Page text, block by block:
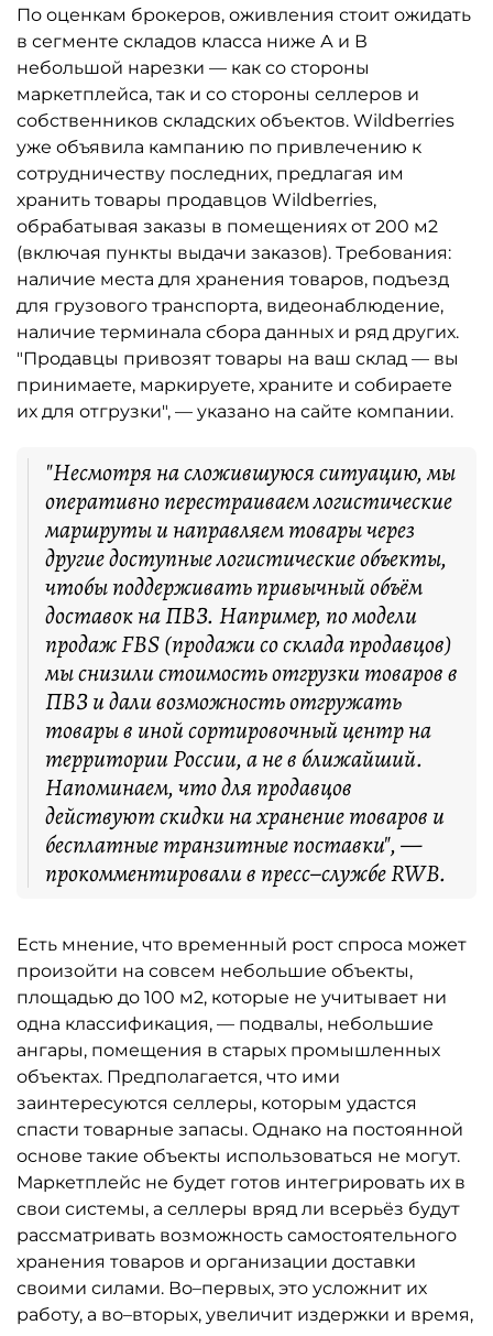
По оценкам брокеров, оживления стоит ожидать
в сегменте складов класса ниже А и В
небольшой нарезки — как со стороны
маркетплейса, так и со стороны селлеров и
собственников складских объектов. Wildberries
уже объявила кампанию по привлечению к
сотрудничеству последних, предлагая им
хранить товары продавцов Wildberries,
обрабатывая заказы в помещениях от 200 м2
(включая пункты выдачи заказов). Требования:
наличие места для хранения товаров, подъезд
для грузового транспорта, видеонаблюдение,
наличие терминала сбора данных и ряд других.
"Продавцы привозят товары на ваш склад — вы
принимаете, маркируете, храните и собираете
их для отгрузки", — указано на сайте компании.
"Несмотря на сложившуюся ситуацию, мы
оперативно перестраиваем логистические
маршруты и направляем товары через
другие доступные логистические объекты,
чтобы поддерживать привычный объём
доставок на ПВЗ. Например, по модели
продаж FBS (продажи со склада продавцов)
мы снизили стоимость отгрузки товаров в
ПВЗ и дали возможность отгружать
товары в иной сортировочный центр на
территории России, а не в ближайший.
Напоминаем, что для продавцов
действуют скидки на хранение товаров и
бесплатные транзитные поставки", —
прокомментировали в пресс–службе RWB.
Есть мнение, что временный рост спроса может
произойти на совсем небольшие объекты,
площадью до 100 м2, которые не учитывает ни
одна классификация, — подвалы, небольшие
ангары, помещения в старых промышленных
объектах. Предполагается, что ими
заинтересуются селлеры, которым удастся
спасти товарные запасы. Однако на постоянной
основе такие объекты использоваться не могут.
Маркетплейс не будет готов интегрировать их в
свои системы, а селлеры вряд ли всерьёз будут
рассматривать возможность самостоятельного
хранения товаров и организации доставки
своими силами. Во–первых, это усложнит их
работу, а во–вторых, увеличит издержки и время,